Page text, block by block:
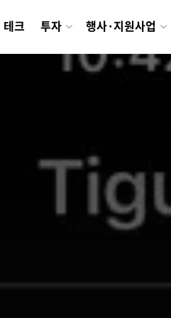
테크 투자 행사·지원사업